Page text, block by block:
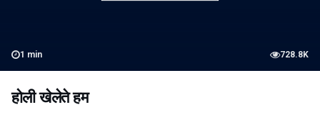
1 min 728.8K
होली खेलेते हम